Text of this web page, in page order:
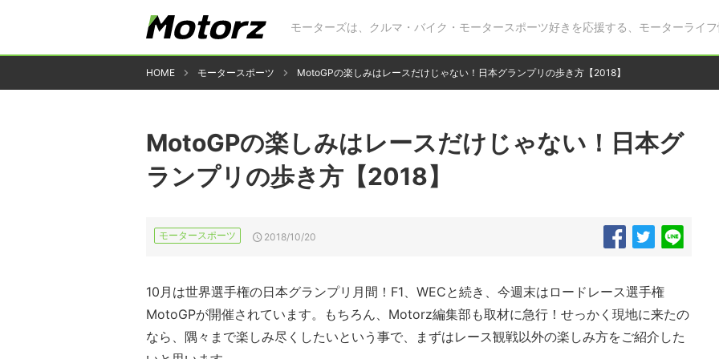
モーターズは、クルマ・バイク・モータースポーツ好きを応援する、モーターライフ
HOME モータースポーツ MotoGPの楽しみはレースだけじゃない！日本グランプリの歩き方【2018】
MotoGPの楽しみはレースだけじゃない！日本グ
ランプリの歩き方【2018】
モータースポーツ 2018/10/20
10月は世界選手権の日本グランプリ月間！F1、WECと続き、今週末はロードレース選手権
MotoGPが開催されています。もちろん、Motorz編集部も取材に急行！せっかく現地に来たの
なら、隅々まで楽しみ尽くしたいという事で、まずはレース観戦以外の楽しみ方をご紹介した